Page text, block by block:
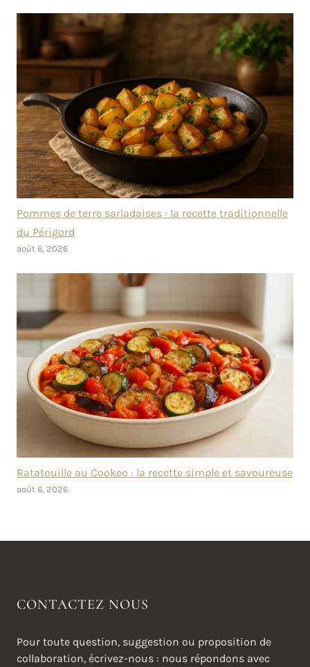
Pommes de terre sarladaises : la recette traditionnelle
du Périgord
août 6, 2026
Ratatouille au Cookeo : la recette simple et savoureuse
août 6, 2026
CONTACTEZ NOUS
Pour toute question, suggestion ou proposition de
collaboration, écrivez-nous : nous répondons avec